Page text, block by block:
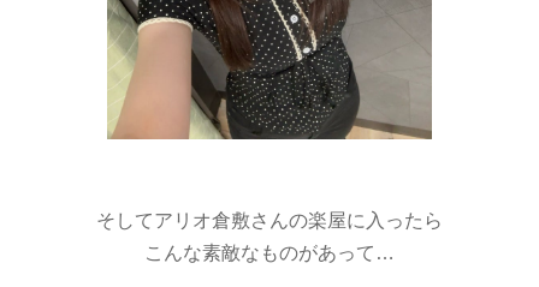
そしてアリオ倉敷さんの楽屋に入ったら
こんな素敵なものがあって…